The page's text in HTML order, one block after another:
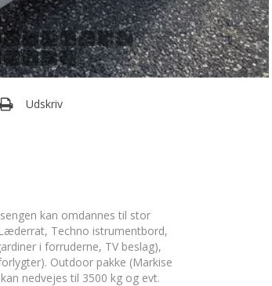
Udskriv
kan omdannes til stor
Techno istrumentbord,
i forruderne, TV beslag),
Outdoor pakke (Markise
nedvejes til 3500 kg og evt.